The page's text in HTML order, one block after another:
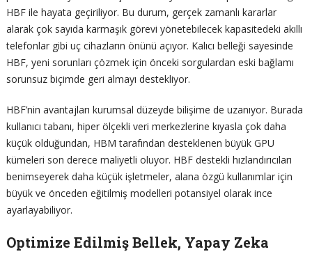
HBF ile hayata geçiriliyor. Bu durum, gerçek zamanlı kararlar
alarak çok sayıda karmaşık görevi yönetebilecek kapasitedeki akıllı
telefonlar gibi uç cihazların önünü açıyor. Kalıcı belleği sayesinde
HBF, yeni sorunları çözmek için önceki sorgulardan eski bağlamı
sorunsuz biçimde geri almayı destekliyor.
HBF’nin avantajları kurumsal düzeyde bilişime de uzanıyor. Burada
kullanıcı tabanı, hiper ölçekli veri merkezlerine kıyasla çok daha
küçük olduğundan, HBM tarafından desteklenen büyük GPU
kümeleri son derece maliyetli oluyor. HBF destekli hızlandırıcıları
benimseyerek daha küçük işletmeler, alana özgü kullanımlar için
büyük ve önceden eğitilmiş modelleri potansiyel olarak ince
ayarlayabiliyor.
Optimize Edilmiş Bellek, Yapay Zeka